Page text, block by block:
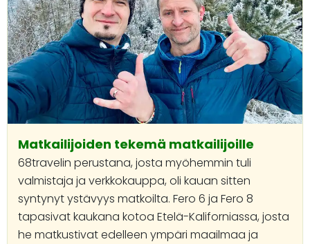
Matkailijoiden tekemä matkailijoille
68travelin perustana, josta myöhemmin tuli
valmistaja ja verkkokauppa, oli kauan sitten
syntynyt ystävyys matkoilta. Fero 6 ja Fero 8
tapasivat kaukana kotoa Etelä-Kaliforniassa, josta
he matkustivat edelleen ympäri maailmaa ja